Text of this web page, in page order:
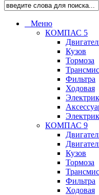
Меню
КОМПАС 5
Кузов
Тормоза
Фильтра
Ходовая
Электрик
КОМПАС 9
Кузов
Тормоза
Фильтра
Ходовая